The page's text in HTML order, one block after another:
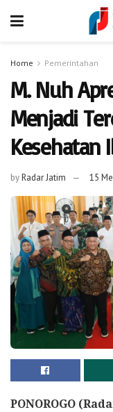
Home Pemerintahan
M. Nuh
Menjadi
Kesehatan
byRadar Jatim 15
PONOROGO